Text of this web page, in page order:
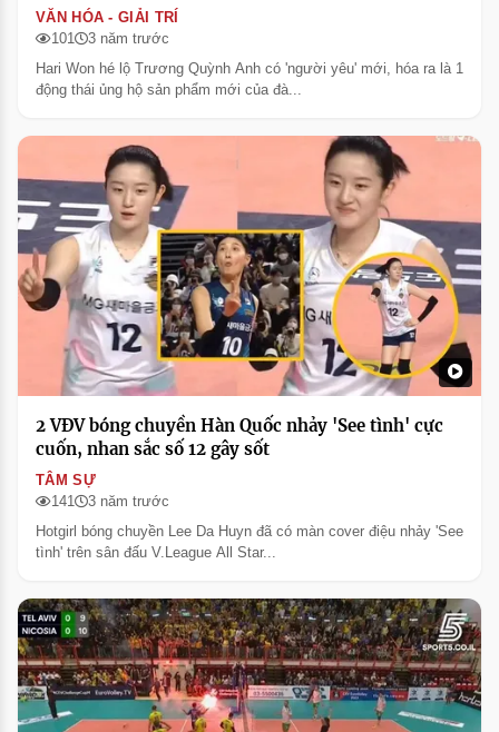
VĂN HÓA - GIẢI TRÍ
101
3 năm trước
Hari Won hé lộ Trương Quỳnh Anh có 'người yêu' mới, hóa ra là 1
động thái ủng hộ sản phẩm mới của đà...
2 VĐV bóng chuyền Hàn Quốc nhảy 'See tình' cực
cuốn, nhan sắc số 12 gây sốt
TÂM SỰ
141
3 năm trước
Hotgirl bóng chuyền Lee Da Huyn đã có màn cover điệu nhảy 'See
tình' trên sân đấu V.League All Star...